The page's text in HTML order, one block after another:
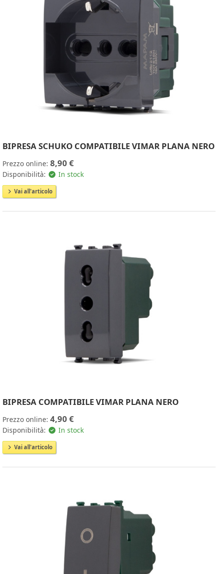
BIPRESA SCHUKO COMPATIBILE VIMAR PLANA NERO
Prezzo online: 8,90 €
Disponibilità: In stock
Vai all'articolo
BIPRESA COMPATIBILE VIMAR PLANA NERO
Prezzo online: 4,90 €
Disponibilità: In stock
Vai all'articolo